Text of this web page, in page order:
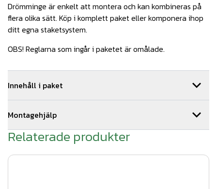
Drömminge är enkelt att montera och kan kombineras på
flera olika sätt. Köp i komplett paket eller komponera ihop
ditt egna staketsystem.
OBS! Reglarna som ingår i paketet är omålade.
Innehåll i paket
2st Drömminge ände 770 mm Grå
2st Montageskruv träreglar 100st Art.nr.WerDe-902
5 st Drömminge mellan 770 mm Grå
8st WernamoDesign stolpfot grå Art.nr.Wer500-1
Montagehjälp
Så här monterar du ditt staket:
1. Tryck fast stolpen på stolpfoten.
Relaterade produkter